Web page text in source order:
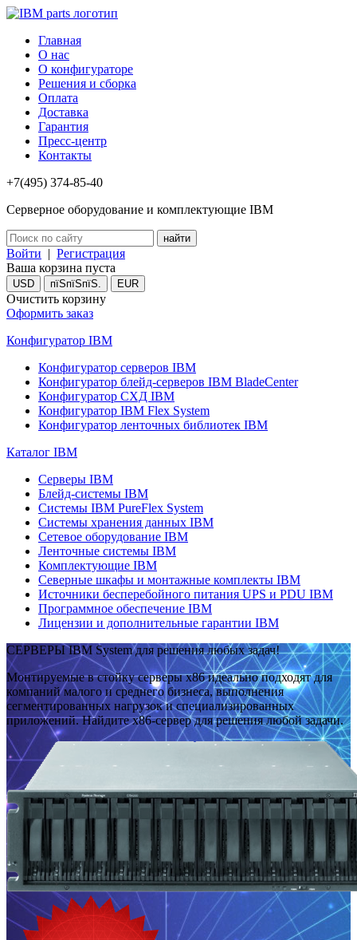
Главная
О нас
О конфигураторе
Решения и сборка
Оплата
Доставка
Гарантия
Пресс-центр
Контакты
+7(495) 374-85-40
Серверное оборудование и комплектующие IBM
Войти | Регистрация
Ваша корзина пуста
USD пїЅпїЅпїЅ. EUR
Очистить корзину
Оформить заказ
Конфигуратор IBM
Конфигуратор серверов IBM
Конфигуратор блейд-серверов IBM BladeCenter
Конфигуратор СХД IBM
Конфигуратор IBM Flex System
Конфигуратор ленточных библиотек IBM
Каталог IBM
Серверы IBM
Блейд-системы IBM
Системы IBM PureFlex System
Системы хранения данных IBM
Сетевое оборудование IBM
Ленточные системы IBM
Комплектующие IBM
Северные шкафы и монтажные комплекты IBM
Источники бесперебойного питания UPS и PDU IBM
Программное обеспечение IBM
Лицензии и дополнительные гарантии IBM
СЕРВЕРЫ IBM System для решения любых задач!
Монтируемые в стойку серверы x86 идеально подходят для
компаний малого и среднего бизнеса, выполнения
сегментированных нагрузок и специализированных
приложений. Найдите x86-сервер для решения любой задачи.